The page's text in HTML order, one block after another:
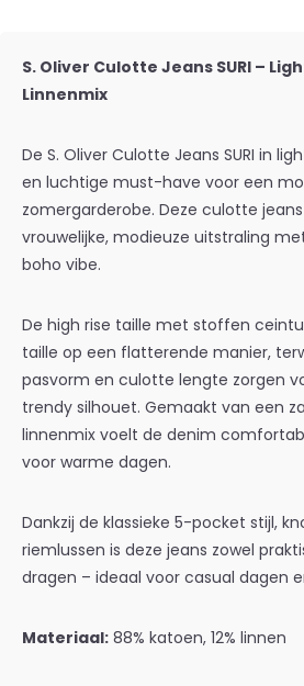
S. Oliver Culotte Jeans SURI –
Linnenmix
De S. Oliver Culotte Jeans SURI in
en luchtige must-have voor een
zomergarderobe. Deze culotte
vrouwelijke, modieuze uitstraling
boho vibe.
De high rise taille met stoffen
taille op een flatterende manier,
pasvorm en culotte lengte zorgen
trendy silhouet. Gemaakt van een
linnenmix voelt de denim
voor warme dagen.
Dankzij de klassieke 5-pocket stijl,
riemlussen is deze jeans zowel
dragen – ideaal voor casual dagen
Materiaal: 88% katoen, 12% linnen